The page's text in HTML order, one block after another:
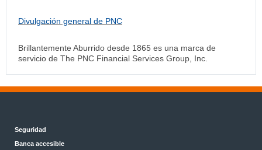
Divulgación general de PNC
Brillantemente Aburrido desde 1865 es una marca de
servicio de The PNC Financial Services Group, Inc.
Seguridad
Banca accesible